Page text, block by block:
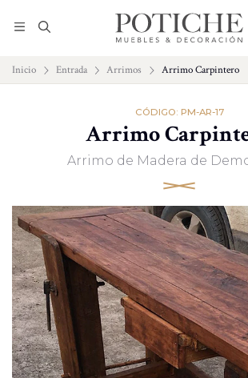
Inicio Entrada Arrimos Arrimo Carpintero
CÓDIGO: PM-AR-17
Arrimo
Arrimo de Madera de